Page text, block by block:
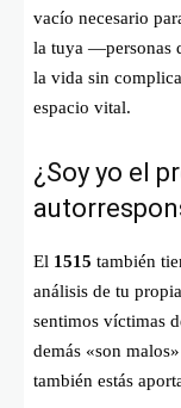
vacío necesario
la tuya —personas
la vida sin
espacio vital.
¿Soy yo el
El 1515 también
análisis de tu
sentimos víctimas
demás «son
también estás